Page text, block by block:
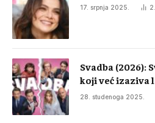
17. srpnja 2025.
Svadba (2026):
koji već izaziva
28. studenoga 2025.